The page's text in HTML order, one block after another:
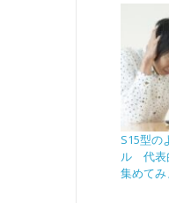
S15型の
ル 代表
集めてみ